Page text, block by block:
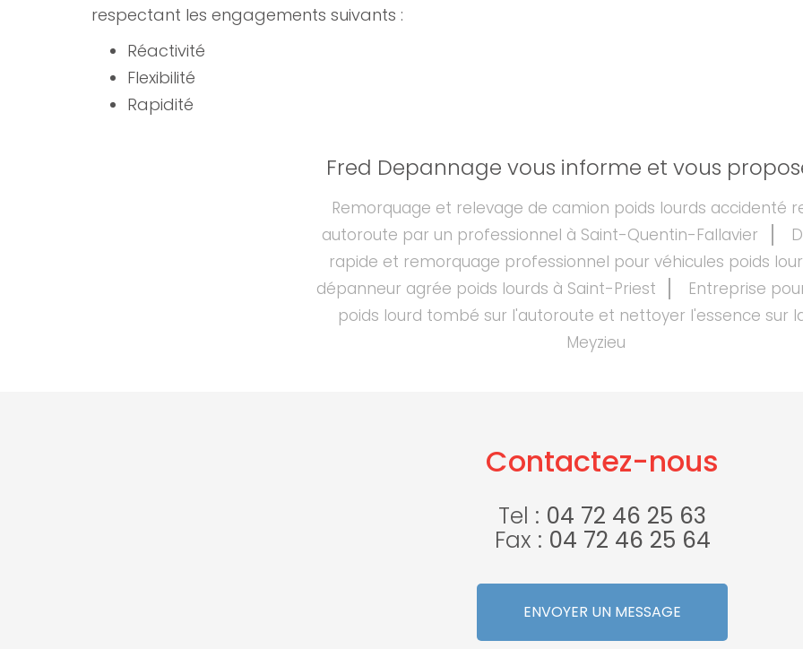
respectant les engagements suivants :
Réactivité
Flexibilité
Rapidité
Fred Depannage vous informe et vous
Remorquage et relevage de camion poids lourds accidenté
autoroute par un professionnel à Saint-Quentin-Fallavier
rapide et remorquage professionnel pour véhicules poids
dépanneur agrée poids lourds à Saint-Priest
Entreprise
poids lourd tombé sur l'autoroute et nettoyer l'essence sur
Meyzieu
Contactez-nous
Tel : 04 72 46 25 63
Fax : 04 72 46 25 64
ENVOYER UN MESSAGE